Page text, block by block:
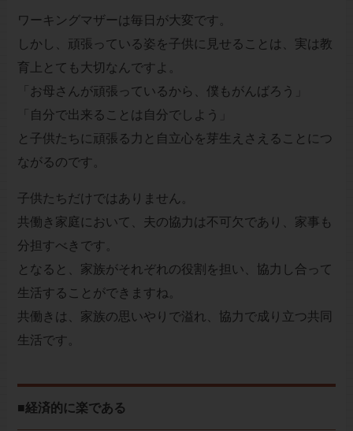
ワーキングマザーは毎日が大変です。
しかし、頑張っている姿を子供に見せることは、実は教
育上とても大切なんですよ。
「お母さんが頑張っているから、僕もがんばろう」
「自分で出来ることは自分でしよう」
と子供たちに頑張る力と自立心を芽生えさえることにつ
ながるのです。
子供たちだけではありません。
共働き家庭において、夫の協力は不可欠であり、家事も
分担すべきです。
となると、家族がそれぞれの役割を担い、協力し合って
生活することができますね。
共働きは、家族の思いやりで溢れ、協力で成り立つ共同
生活です。
■経済的に楽である